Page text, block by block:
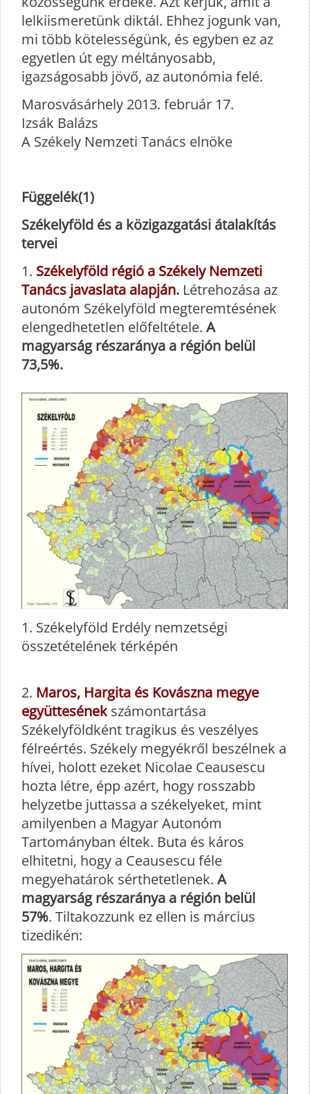
lelkiismeretünk diktál. Ehhez jogunk van,
mi több kötelességünk, és egyben ez az
egyetlen út egy méltányosabb,
igazságosabb jövő, az autonómia felé.
Marosvásárhely 2013. február 17.
Izsák Balázs
A Székely Nemzeti Tanács elnöke
Függelék(1)
Székelyföld és a közigazgatási átalakítás
tervei
1. Székelyföld régió a Székely Nemzeti
Tanács javaslata alapján. Létrehozása az
autonóm Székelyföld megteremtésének
elengedhetetlen előfeltétele. A
magyarság részaránya a régión belül
73,5%.
1. Székelyföld Erdély nemzetségi
összetételének térképén
2. Maros, Hargita és Kovászna megye
együttesének számontartása
Székelyföldként tragikus és veszélyes
félreértés. Székely megyékről beszélnek a
hívei, holott ezeket Nicolae Ceausescu
hozta létre, épp azért, hogy rosszabb
helyzetbe juttassa a székelyeket, mint
amilyenben a Magyar Autonóm
Tartományban éltek. Buta és káros
elhitetni, hogy a Ceausescu féle
megyehatárok sérthetetlenek. A
magyarság részaránya a régión belül
57%. Tiltakozzunk ez ellen is március
tizedikén: